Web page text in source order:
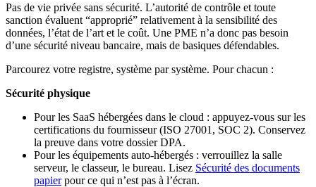
Pas de vie privée sans sécurité. L’autorité de contrôle et toute
sanction évaluent “approprié” relativement à la sensibilité des
données, l’état de l’art et le coût. Une PME n’a donc pas besoin
d’une sécurité niveau bancaire, mais de basiques défendables.
Parcourez votre registre, système par système. Pour chacun :
Sécurité physique
Pour les SaaS hébergées dans le cloud : appuyez-vous sur les
certifications du fournisseur (ISO 27001, SOC 2). Conservez
la preuve dans votre dossier DPA.
Pour les équipements auto-hébergés : verrouillez la salle
serveur, le classeur, le bureau. Lisez Sécurité des documents
papierpour ce qui n’est pas à l’écran.